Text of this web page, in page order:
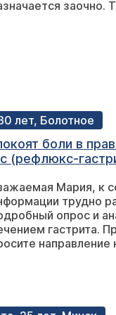
заочно.
лет, Болотное
боли в
(рефлюкс-
к травле
ложки 1
в желудке,
Почти 2
заваливается в
И что
Мария, к
трудно
опрос и
гастрита.
направление